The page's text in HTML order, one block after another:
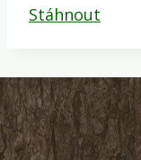
Stáhnout